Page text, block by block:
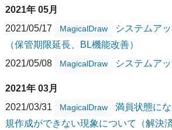
2021年 05月
2021/05/17
MagicalDraw
システムア
（保管期限延長、BL機能改善）
2021/05/08
MagicalDraw システムア
2021年 03月
2021/03/31
MagicalDraw
満員状態に
規作成ができない現象について（解決済